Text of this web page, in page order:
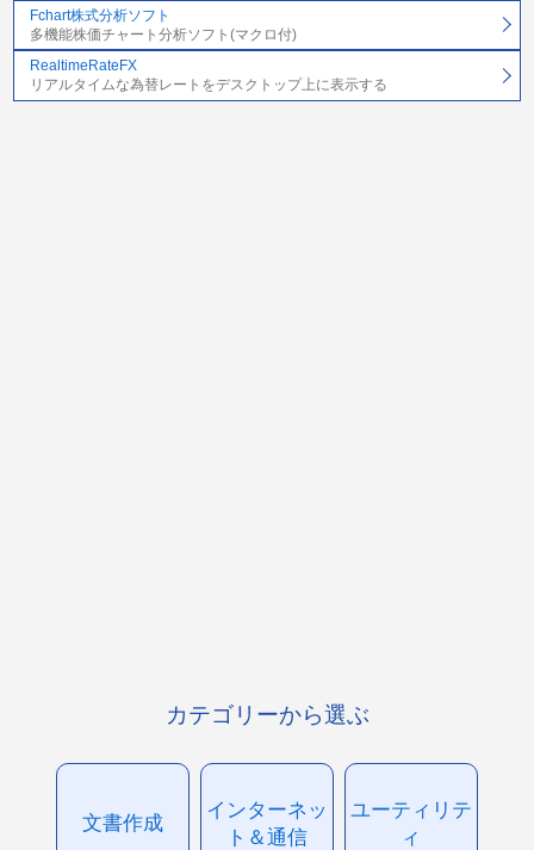
Fchart株式分析ソフト
多機能株価チャート分析ソフト(マクロ付)
RealtimeRateFX
リアルタイムな為替レートをデスクトップ上に表示する
カテゴリーから選ぶ
文書作成
インターネッ
ト＆通信
ユーティリテ
ィ